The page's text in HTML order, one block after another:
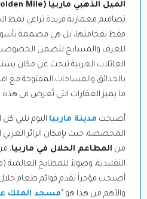
الميل الذهبي ماربيا (Golden Mile)
تصاميم معمارية فريدة تراعي نمط
فقط بفخامتها، بل هي مصممة بأسوار
للغرف والمسابح لتضمن
العائلات العربية تبحث عن مكان
بالحدائق والمساحات المفتوحة مع
ما يميز العقارات التي تُعرض في هذه
أصبحت مدينة ماربيا اليوم تلبي
المخصصة، حيث بإمكان الزائر
من المطاعم الحلال في ماربيا،
التقليدية، وصولاً للمطابخ العالمية
أصبحت مؤخراً تقدم قوائم طعام
والأهم من هذا هو “ مسجد الملك